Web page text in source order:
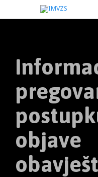
objave